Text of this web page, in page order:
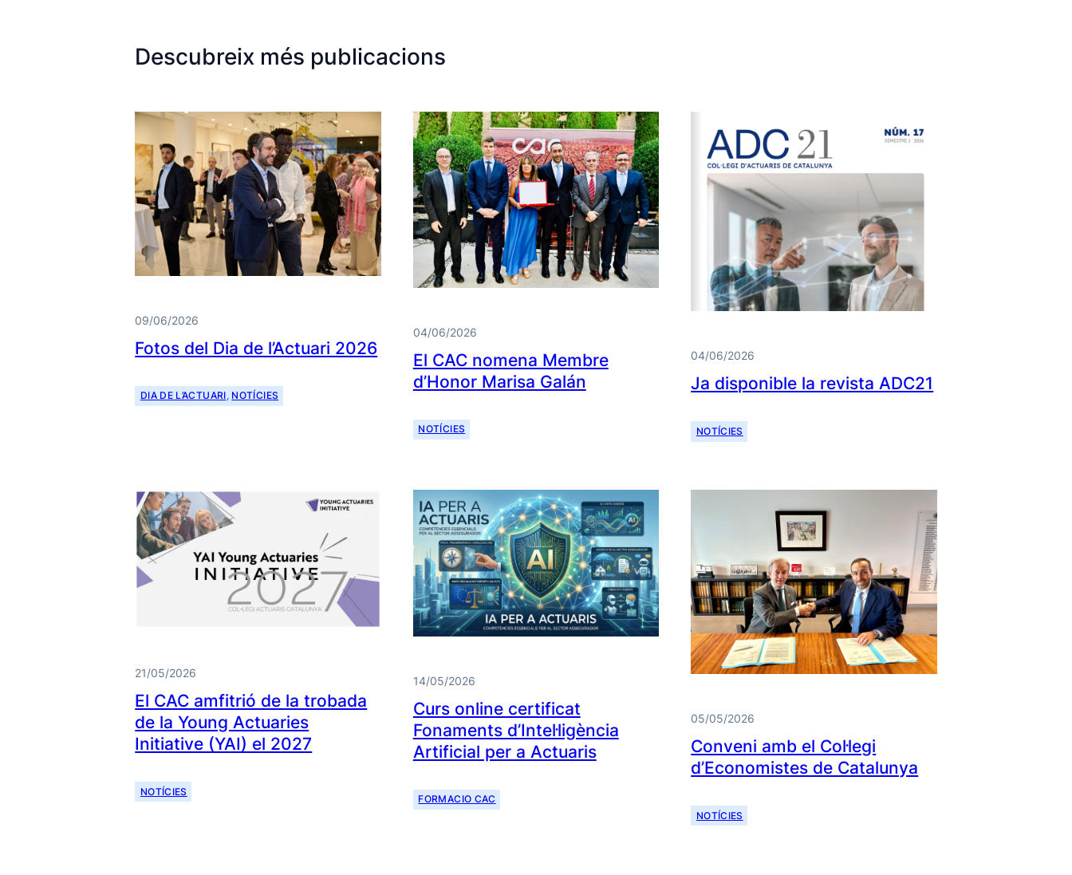
Descubreix més publicacions
09/06/2026
Fotos del Dia de l’Actuari 2026
DIA DE L’ACTUARI, NOTÍCIES
04/06/2026
El CAC nomena Membre
d’Honor Marisa Galán
NOTÍCIES
04/06/2026
Ja disponible la revista ADC21
NOTÍCIES
21/05/2026
El CAC amfitrió de la trobada
de la Young Actuaries
Initiative (YAI) el 2027
NOTÍCIES
14/05/2026
Curs online certificat
Fonaments d’Intel·ligència
Artificial per a Actuaris
FORMACIO CAC
05/05/2026
Conveni amb el Col·legi
d’Economistes de Catalunya
NOTÍCIES